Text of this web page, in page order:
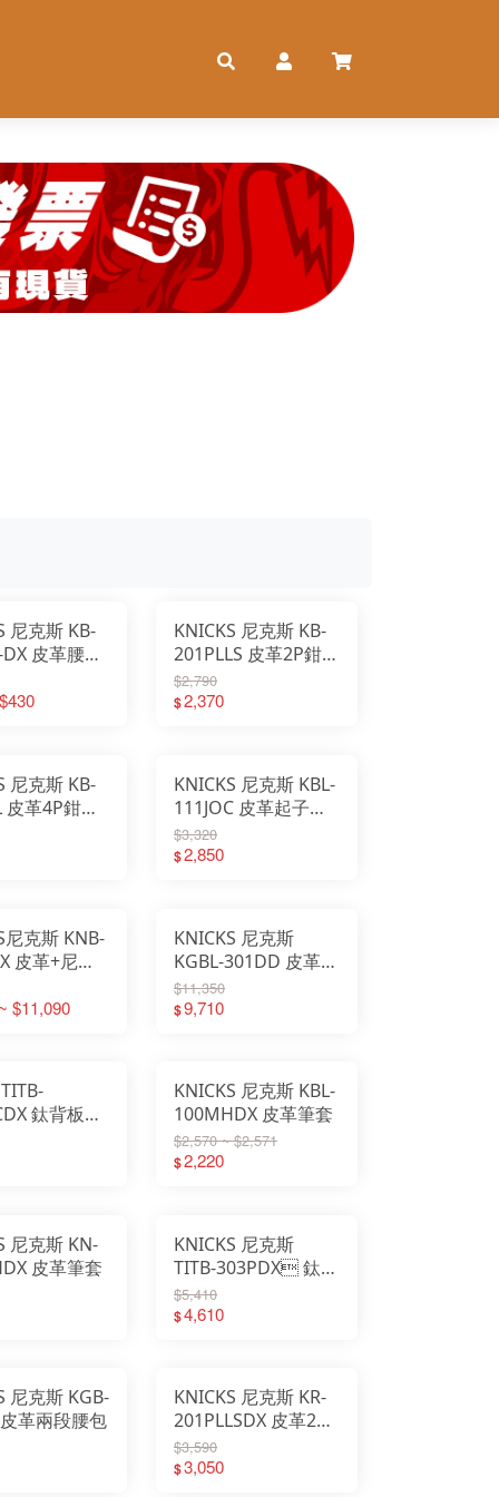
尼克斯 KB-
皮革腰帶
KNICKS 尼克斯 KB-
201PLLS 皮革2P鉗套
直穿式 SUS防落板裝
置
$2,790
$2,370
尼克斯 KB-
皮革4P鉗套
KNICKS 尼克斯 KBL-
111JOC 皮革起子機
套 直穿式
$3,320
$2,850
尼克斯 KNB-
皮革+尼龍
$11,090
KNICKS 尼克斯
KGBL-301DD 皮革三
段腰包 直穿式
$11,350
$9,710
鈦背板皮
KNICKS 尼克斯 KBL-
100MHDX 皮革筆套
$2,570 ~ $2,571
$2,220
尼克斯 KN-
皮革筆套
KNICKS 尼克斯
TITB-303PDX 鈦背
板皮革3P鉗套
$5,410
$4,610
尼克斯 KGB-
革兩段腰包
KNICKS 尼克斯 KR-
201PLLSDX 皮革2P
鉗套 SUS防落板裝置
$3,590
$3,050